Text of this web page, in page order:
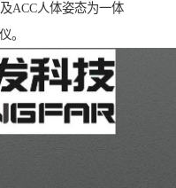
ACC人体姿态为一体
。